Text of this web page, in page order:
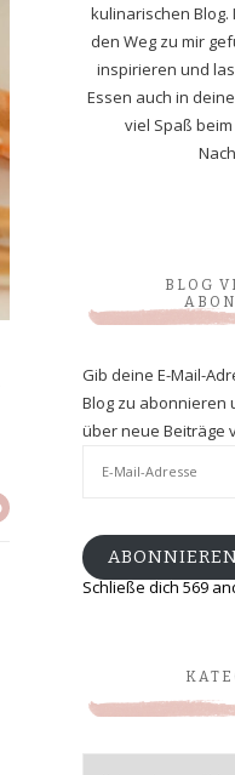
kulinarischen Blog.
den Weg zu mir
inspirieren und
Essen auch in
viel Spaß
BLOG
Gib deine E-Mail-
Blog zu abonnieren
über neue Beiträge
Schließe dich 569
Kategorien